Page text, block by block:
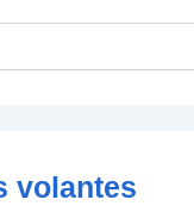
volantes